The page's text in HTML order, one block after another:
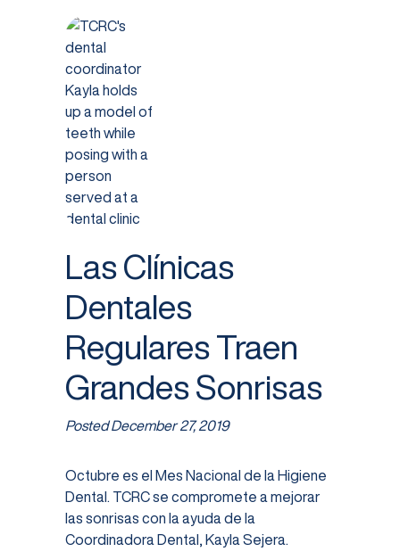
Las Clínicas
Dentales
Regulares Traen
Grandes Sonrisas
PostedDecember 27, 2019
Octubre es el Mes Nacional de la Higiene
Dental. TCRC se compromete a mejorar
las sonrisas con la ayuda de la
Coordinadora Dental, Kayla Sejera.